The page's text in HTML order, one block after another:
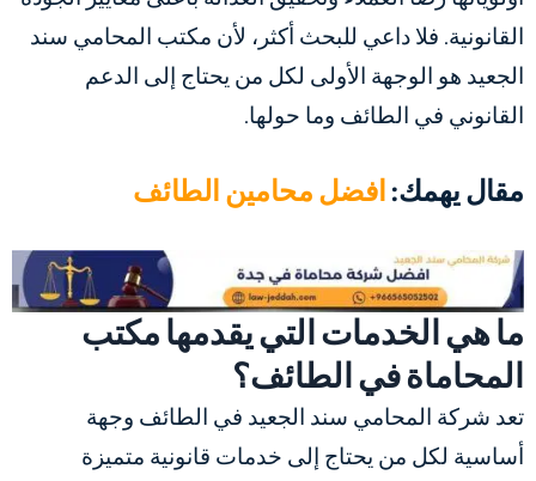
القانونية. فلا داعي للبحث أكثر، لأن مكتب المحامي سند
الجعيد هو الوجهة الأولى لكل من يحتاج إلى الدعم
القانوني في الطائف وما حولها.
مقال يهمك: افضل محامين الطائف
ما هي الخدمات التي يقدمها مكتب
المحاماة في الطائف؟
تعد شركة المحامي سند الجعيد في الطائف وجهة
أساسية لكل من يحتاج إلى خدمات قانونية متميزة